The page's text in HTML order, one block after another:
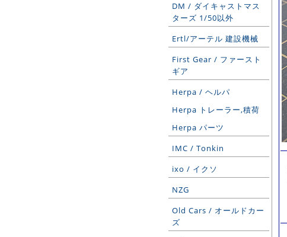
DM / ダイキャストマス
ターズ 1/50以外
Ertl/アーテル 建設機械
First Gear / ファースト
ギア
Herpa / ヘルパ
Herpa トレーラー,積荷
Herpa パーツ
IMC / Tonkin
ixo / イクソ
NZG
Old Cars / オールドカー
ズ